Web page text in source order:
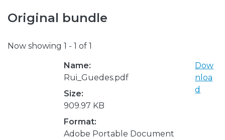
Original bundle
Now showing 1 - 1 of 1
Name:
Rui_Guedes.pdf
Size:
909.97 KB
Format:
Adobe Portable Document
Dow
nloa
d